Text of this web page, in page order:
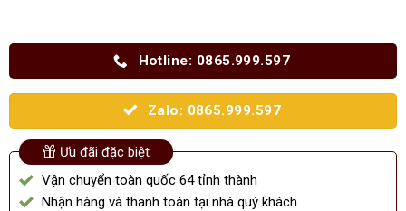
Hotline: 0865.999.597
Zalo: 0865.999.597
Ưu đãi đặc biệt
Vận chuyển toàn quốc 64 tỉnh thành
Nhận hàng và thanh toán tại nhà quý khách